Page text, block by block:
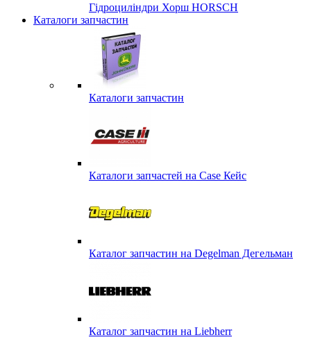
Гідроциліндри Хорш HORSCH
Каталоги запчастин
Каталоги запчастин
Каталоги запчастей на Case Кейс
Каталог запчастин на Degelman Дегельман
Каталог запчастин на Liebherr